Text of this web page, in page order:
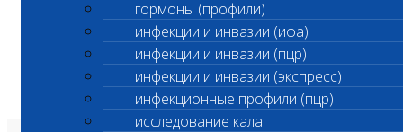
гормоны (профили)
инфекции и инвазии (ифа)
инфекции и инвазии (пцр)
инфекции и инвазии (экспресс)
инфекционные профили (пцр)
исследование кала